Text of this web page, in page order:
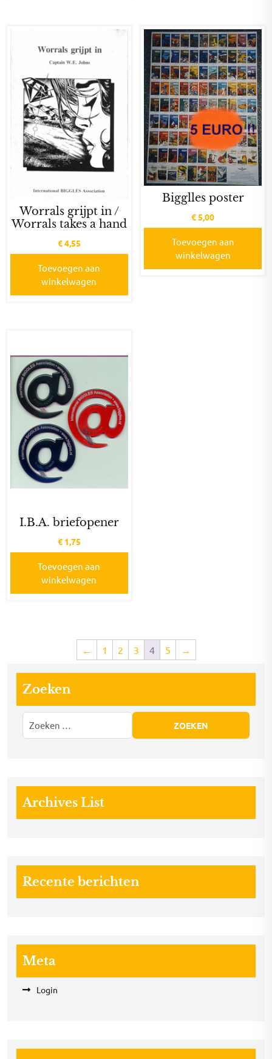
Worrals grijpt in /
Worrals takes a hand
€4,55
Toevoegen aan
winkelwagen
Bigglles poster
€ 5,00
Toevoegen aan
winkelwagen
I.B.A. briefopener
€1,75
Toevoegen aan
winkelwagen
← 1 2 3 4 5 →
Zoeken
Archives List
Recente berichten
Meta
Login